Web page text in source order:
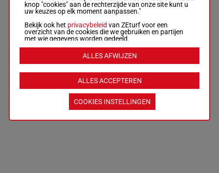
knop "cookies" aan de rechterzijde van onze site kunt u
uw keuzes op elk moment aanpassen."
Bekijk ook het privacybeleid van ZEturf voor een
overzicht van de cookies die we gebruiken en partijen
met wie gegevens worden gedeeld.
ALLES ACCEPTEREN
ALLES AFWIJZEN
COOKIES INSTELLINGEN